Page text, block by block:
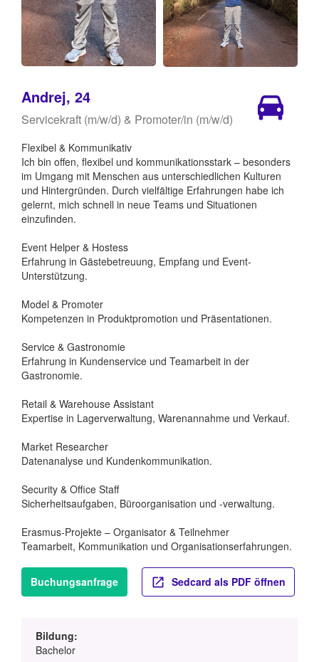
Andrej, 24
Servicekraft (m/w/d) & Promoter/in (m/w/d)
Flexibel & Kommunikativ
Ich bin offen, flexibel und kommunikationsstark – besonders
im Umgang mit Menschen aus unterschiedlichen Kulturen
und Hintergründen. Durch vielfältige Erfahrungen habe ich
gelernt, mich schnell in neue Teams und Situationen
einzufinden.
Event Helper & Hostess
Erfahrung in Gästebetreuung, Empfang und Event-
Unterstützung.
Model & Promoter
Kompetenzen in Produktpromotion und Präsentationen.
Service & Gastronomie
Erfahrung in Kundenservice und Teamarbeit in der
Gastronomie.
Retail & Warehouse Assistant
Expertise in Lagerverwaltung, Warenannahme und Verkauf.
Market Researcher
Datenanalyse und Kundenkommunikation.
Security & Office Staff
Sicherheitsaufgaben, Büroorganisation und -verwaltung.
Erasmus-Projekte – Organisator & Teilnehmer
Teamarbeit, Kommunikation und Organisationserfahrungen.
Buchungsanfrage Sedcard als PDF öffnen
Bildung:
Bachelor